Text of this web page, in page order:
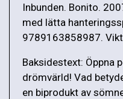
Inbunden. Bonito.
med lätta
9789163858987.
Baksidestext: Öppna
drömvärld! Vad
en biprodukt av